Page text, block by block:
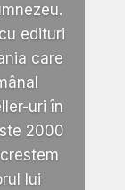
edituri
care
uri în
2000
lui